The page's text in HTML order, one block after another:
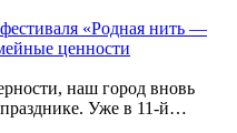
«Родная нить —
ценности
наш город вновь
Уже в 11‑й…